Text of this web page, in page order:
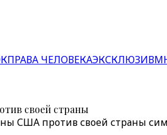
ПРАВА ЧЕЛОВЕКАЭКСКЛЮЗИВ
своей страны
США против своей страны